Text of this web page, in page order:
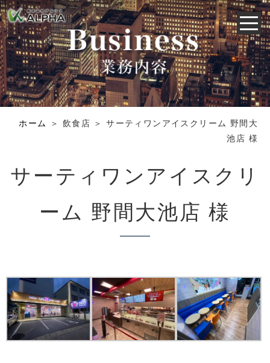
ホーム
＞ 飲食店 ＞ サーティワンアイスクリーム 野間大
池店 様
サーティワンアイスクリ
ーム 野間大池店 様